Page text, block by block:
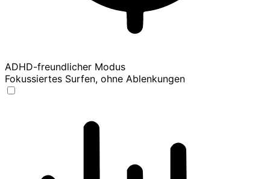
ADHD-freundlicher Modus
Fokussiertes Surfen, ohne Ablenkungen